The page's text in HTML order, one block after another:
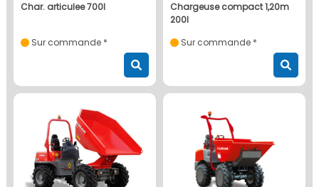
char. articulee 700l
Sur commande *
chargeuse compact 1,20m
200l
Sur commande *